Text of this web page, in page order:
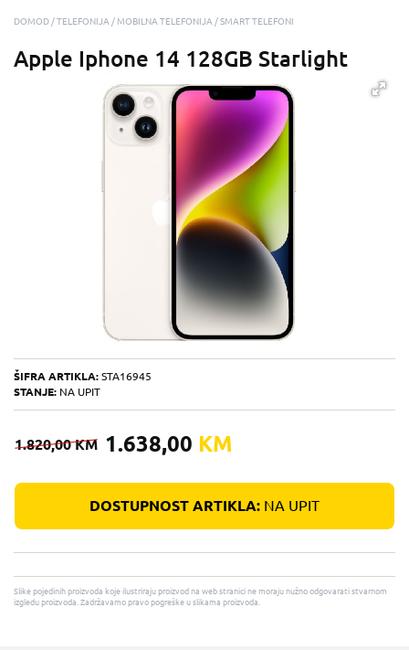
DOMOD TELEFONIJA MOBILNA TELEFONIJA SMART TELEFONI
Apple Iphone 14 128GB Starlight
ŠIFRA ARTIKLA: STA16945
STANJE: NA UPIT
1.820,00KM 1.638,00 KM
DOSTUPNOST ARTIKLA: NA UPIT
Slike pojedinih proizvoda koje ilustriraju proizvod na web stranici ne moraju nužno odgovarati stvarnom
izgledu proizvoda. Zadržavamo pravo pogreške u slikama proizvoda.